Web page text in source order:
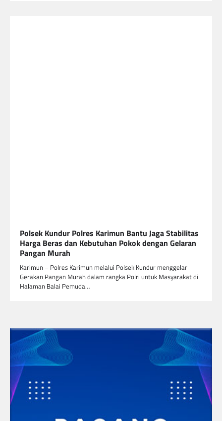
Polsek Kundur Polres Karimun Bantu Jaga Stabilitas
Harga Beras dan Kebutuhan Pokok dengan Gelaran
Pangan Murah
Karimun – Polres Karimun melalui Polsek Kundur menggelar
Gerakan Pangan Murah dalam rangka Polri untuk Masyarakat di
Halaman Balai Pemuda…